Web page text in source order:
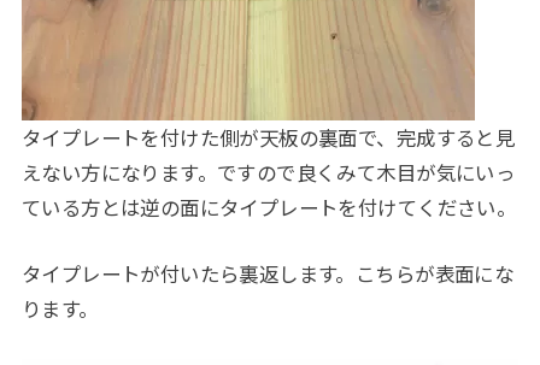
タイプレートを付けた側が天板の裏面で、完成すると見
えない方になります。ですので良くみて木目が気にいっ
ている方とは逆の面にタイプレートを付けてください。
タイプレートが付いたら裏返します。こちらが表面にな
ります。